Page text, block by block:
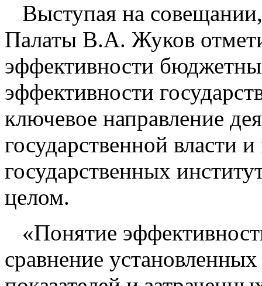
Выступая на совещании,
Палаты В.А. Жуков
эффективности
эффективности
ключевое направление
государственной власти
государственных
целом.
«Понятие
сравнение